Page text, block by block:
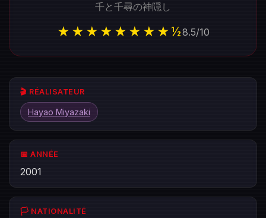
千と千尋の神隠し
★★★★★★★★½8.5/10
🎬 RÉALISATEUR
Hayao Miyazaki
📅 ANNÉE
2001
🏳️ NATIONALITÉ